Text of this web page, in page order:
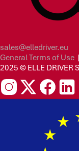
sales@elledriver.eu
General Terms of Use |
2025 © ELLE DRIVER